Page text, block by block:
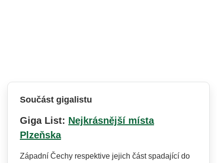
Součást gigalistu
Giga List: Nejkrásnější místa
Plzeňska
Západní Čechy respektive jejich část spadající do